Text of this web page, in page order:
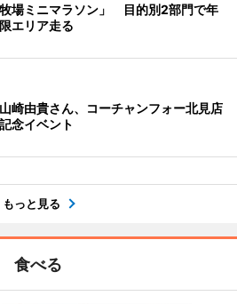
場ミニマラソン」 目的別2部門で年
エリア走る
崎由貴さん、コーチャンフォー北見店
念イベント
もっと見る
食べる